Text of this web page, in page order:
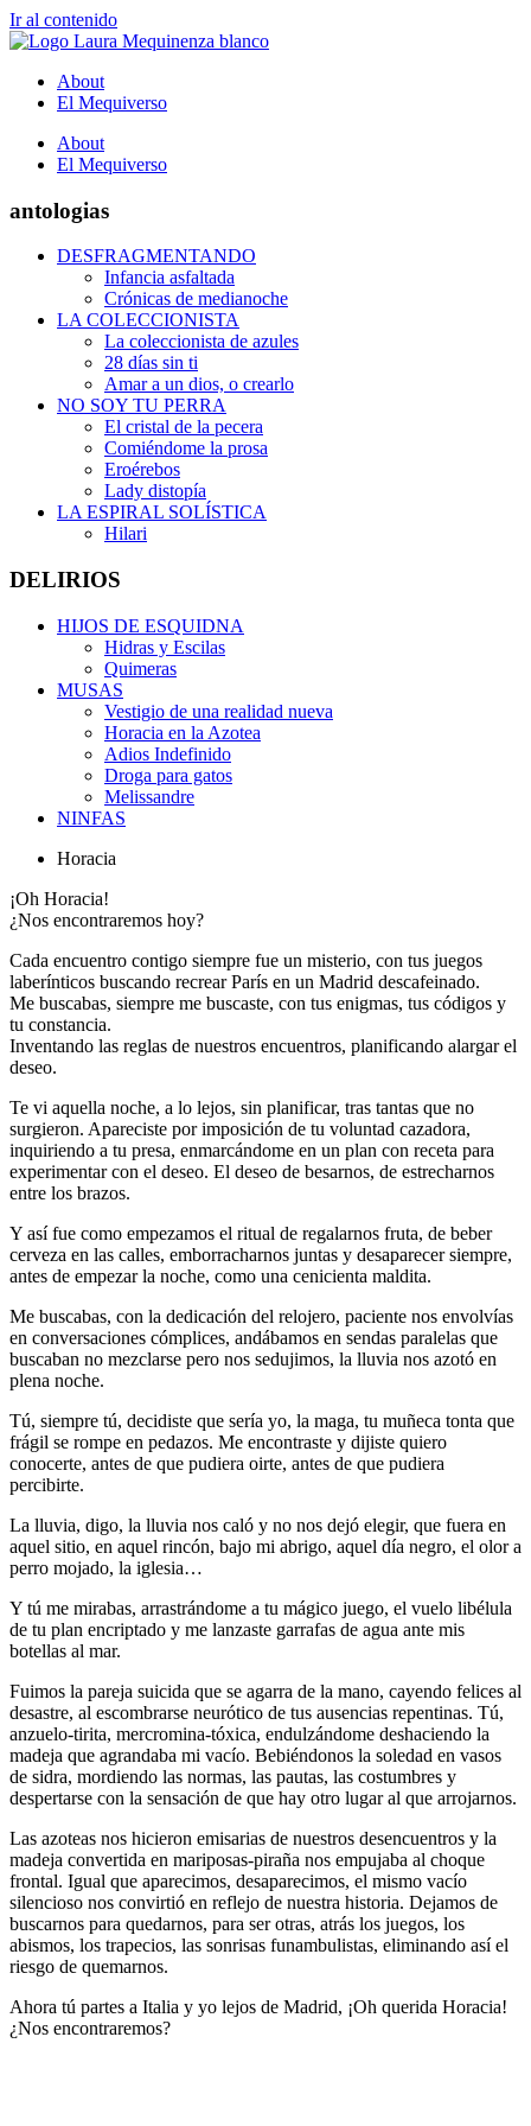
Ir al contenido
About
El Mequiverso
About
El Mequiverso
antologias
DESFRAGMENTANDO
Infancia asfaltada
Crónicas de medianoche
LA COLECCIONISTA
La coleccionista de azules
28 días sin ti
Amar a un dios, o crearlo
NO SOY TU PERRA
El cristal de la pecera
Comiéndome la prosa
Eroérebos
Lady distopía
LA ESPIRAL SOLÍSTICA
Hilari
DELIRIOS
HIJOS DE ESQUIDNA
Hidras y Escilas
Quimeras
MUSAS
Vestigio de una realidad nueva
Horacia en la Azotea
Adios Indefinido
Droga para gatos
Melissandre
NINFAS
Horacia
¡Oh Horacia!
¿Nos encontraremos hoy?
Cada encuentro contigo siempre fue un misterio, con tus juegos
laberínticos buscando recrear París en un Madrid descafeinado.
Me buscabas, siempre me buscaste, con tus enigmas, tus códigos y
tu constancia.
Inventando las reglas de nuestros encuentros, planificando alargar el
deseo.
Te vi aquella noche, a lo lejos, sin planificar, tras tantas que no
surgieron. Apareciste por imposición de tu voluntad cazadora,
inquiriendo a tu presa, enmarcándome en un plan con receta para
experimentar con el deseo. El deseo de besarnos, de estrecharnos
entre los brazos.
Y así fue como empezamos el ritual de regalarnos fruta, de beber
cerveza en las calles, emborracharnos juntas y desaparecer siempre,
antes de empezar la noche, como una cenicienta maldita.
Me buscabas, con la dedicación del relojero, paciente nos envolvías
en conversaciones cómplices, andábamos en sendas paralelas que
buscaban no mezclarse pero nos sedujimos, la lluvia nos azotó en
plena noche.
Tú, siempre tú, decidiste que sería yo, la maga, tu muñeca tonta que
frágil se rompe en pedazos. Me encontraste y dijiste quiero
conocerte, antes de que pudiera oirte, antes de que pudiera
percibirte.
La lluvia, digo, la lluvia nos caló y no nos dejó elegir, que fuera en
aquel sitio, en aquel rincón, bajo mi abrigo, aquel día negro, el olor a
perro mojado, la iglesia…
Y tú me mirabas, arrastrándome a tu mágico juego, el vuelo libélula
de tu plan encriptado y me lanzaste garrafas de agua ante mis
botellas al mar.
Fuimos la pareja suicida que se agarra de la mano, cayendo felices al
desastre, al escombrarse neurótico de tus ausencias repentinas. Tú,
anzuelo-tirita, mercromina-tóxica, endulzándome deshaciendo la
madeja que agrandaba mi vacío. Bebiéndonos la soledad en vasos
de sidra, mordiendo las normas, las pautas, las costumbres y
despertarse con la sensación de que hay otro lugar al que arrojarnos.
Las azoteas nos hicieron emisarias de nuestros desencuentros y la
madeja convertida en mariposas-piraña nos empujaba al choque
frontal. Igual que aparecimos, desaparecimos, el mismo vacío
silencioso nos convirtió en reflejo de nuestra historia. Dejamos de
buscarnos para quedarnos, para ser otras, atrás los juegos, los
abismos, los trapecios, las sonrisas funambulistas, eliminando así el
riesgo de quemarnos.
Ahora tú partes a Italia y yo lejos de Madrid, ¡Oh querida Horacia!
¿Nos encontraremos?